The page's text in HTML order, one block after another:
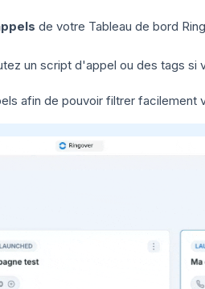
de votre Tableau de bord
un script d'appel ou des tags si
afin de pouvoir filtrer facilement